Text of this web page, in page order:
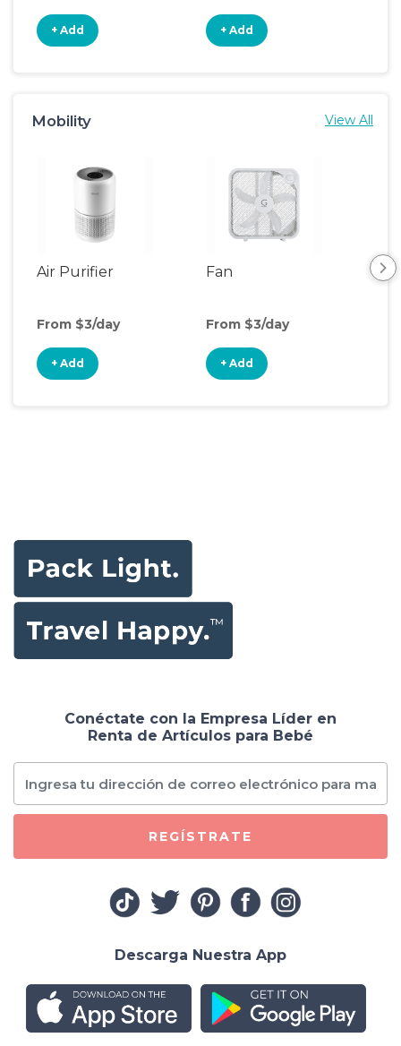
+ Add + Add
Mobility View All
Air Purifier
From $3/day
+ Add
Fan
From $3/day
+ Add
Conéctate con la Empresa Líder en
Renta de Artículos para Bebé
REGÍSTRATE
Descarga Nuestra App